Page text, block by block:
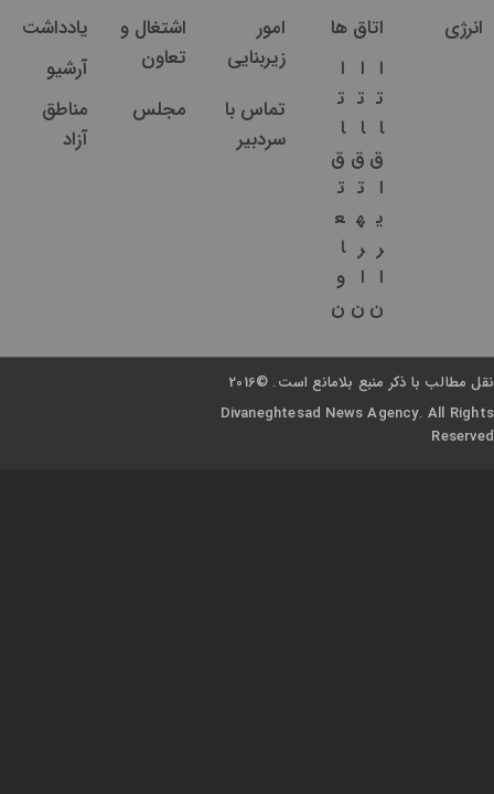
انرژی
اتاق ها
ا
ت
ا
ق
ا
ی
ر
ا
ن
ا
ت
ا
ق
ت
ه
ر
ا
ن
ا
ت
ا
ق
ت
ع
ا
و
ن
امور
زیربنایی
اشتغال و
تعاون
یادداشت
آرشیو
تماس با
سردبیر
مجلس
مناطق
آزاد
نقل مطالب با ذکر منبع بلامانع است. ©2016
Divaneghtesad News Agency. All Rights
Reserved